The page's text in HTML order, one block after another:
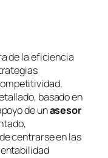
de la eficiencia
basado en
de unasesor
centrarse en las